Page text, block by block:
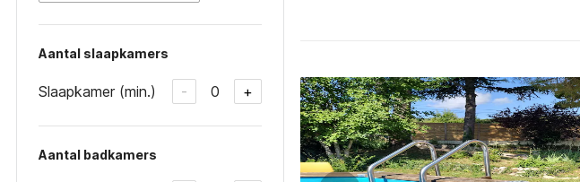
Aantal slaapkamers
Slaapkamer (min.) - 0 +
Aantal badkamers